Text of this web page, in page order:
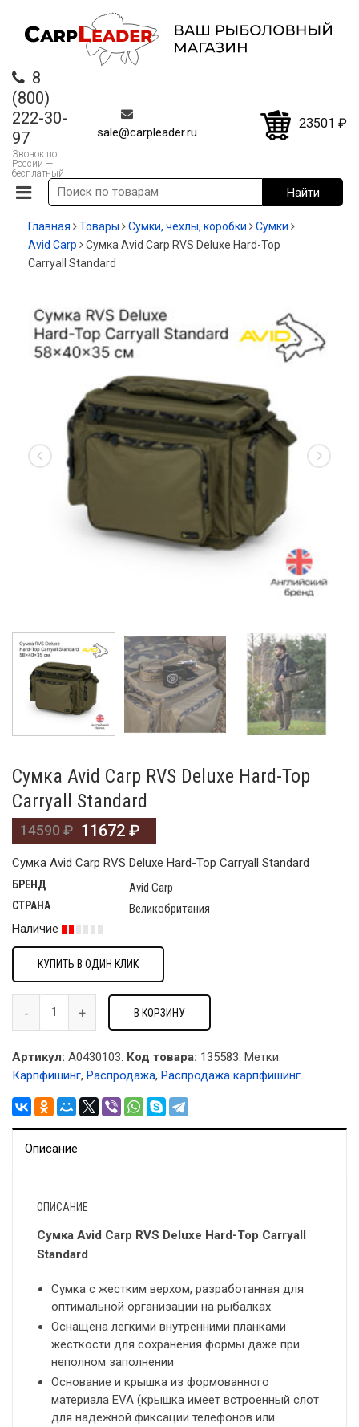
8
(800)
222-30-
97
Звонок по
России —
бесплатный
sale@carpleader.ru
23501 ₽
Главная Товары Сумки, чехлы, коробки
Cумки
Avid Carp
Сумка Avid Carp RVS Deluxe Hard-Top
Carryall Standard
-20%
Сумка Avid Carp RVS Deluxe Hard-Top
Carryall Standard
14590₽ 11672 ₽
Сумка Avid Carp RVS Deluxe Hard-Top Carryall Standard
БРЕНД Avid Carp
СТРАНА
Великобритания
Наличие
КУПИТЬ В ОДИН КЛИК
В КОРЗИНУ
Артикул: A0430103. Код товара: 135583. Метки:
Карпфишинг, Распродажа, Распродажа карпфишинг.
Описание
ОПИСАНИЕ
Сумка Avid Carp RVS Deluxe Hard-Top Carryall
Standard
Сумка с жестким верхом, разработанная для
оптимальной организации на рыбалках
Оснащена легкими внутренними планками
жесткости для сохранения формы даже при
неполном заполнении
Основание и крышка из формованного
материала EVA (крышка имеет встроенный слот
для надежной фиксации телефонов или